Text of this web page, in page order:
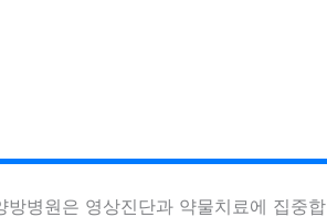
방병원은 영상진단과 약물치료에 집중합